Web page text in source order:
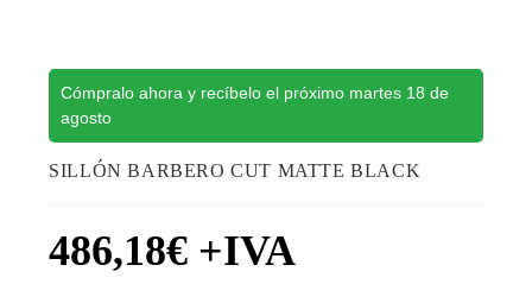
Cómpralo ahora y recíbelo el próximo martes 18 de
agosto
SILLÓN BARBERO CUT MATTE BLACK
486,18€ +IVA